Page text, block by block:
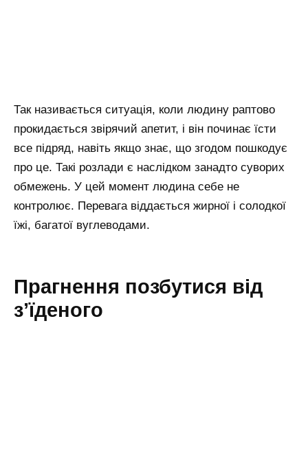
Так називається ситуація, коли людину раптово
прокидається звірячий апетит, і він починає їсти
все підряд, навіть якщо знає, що згодом пошкодує
про це. Такі розлади є наслідком занадто суворих
обмежень. У цей момент людина себе не
контролює. Перевага віддається жирної і солодкої
їжі, багатої вуглеводами.
Прагнення позбутися від
з’їденого